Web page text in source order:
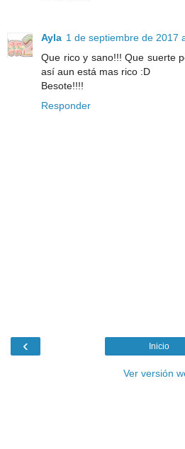
Ayla 1 de septiembre de 2017
Que rico y sano!!! Que suerte
así aun está mas rico :D
Besote!!!!
Responder
‹ Inicio
Ver versión